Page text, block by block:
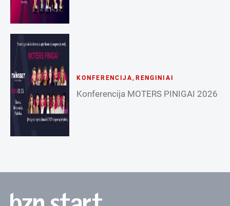
KONFERENCIJA, RENGINIAI
Konferencija MOTERS PINIGAI 2026